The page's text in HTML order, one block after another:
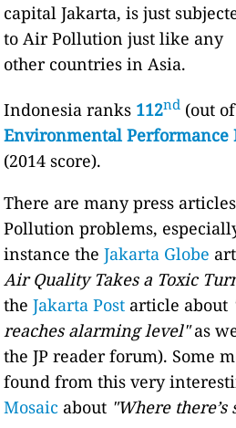
capital Jakarta, is just
to Air Pollution just like any
other countries in Asia.
Indonesia ranks 112nd (out
Environmental Performance
(2014 score).
There are many press
Pollution problems,
instance theJakarta Globe
Air Quality Takes a Toxic
theJakarta Post article about
reaches alarming level"as
the JP reader forum). Some
found from this very
Mosaic about "Where there’s